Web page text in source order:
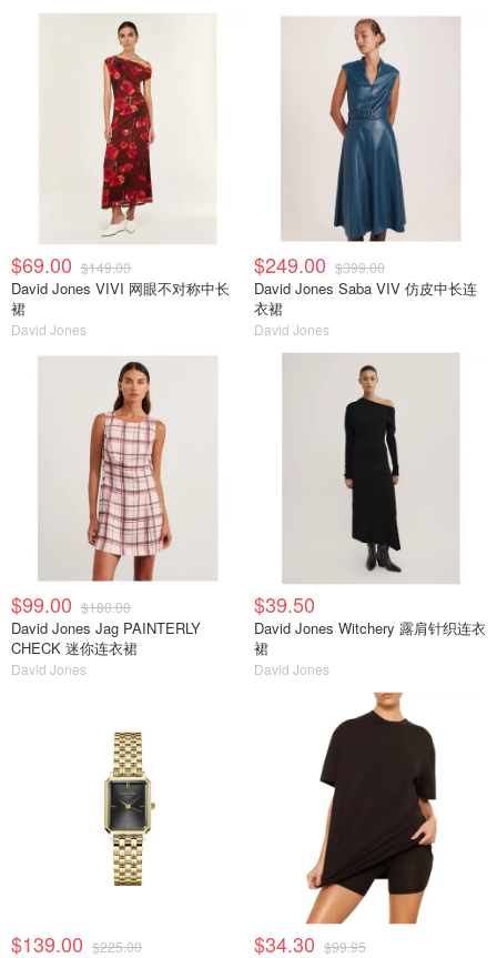
$69.00 $149.00
David Jones VIVI 网眼不对称中长
裙
David Jones
$249.00 $399.00
David Jones Saba VIV 仿皮中长连
衣裙
David Jones
$99.00 $180.00
David Jones Jag PAINTERLY
CHECK 迷你连衣裙
David Jones
$39.50
David Jones Witchery 露肩针织连衣
裙
David Jones
$139.00 $225.00 $34.30 $99.95